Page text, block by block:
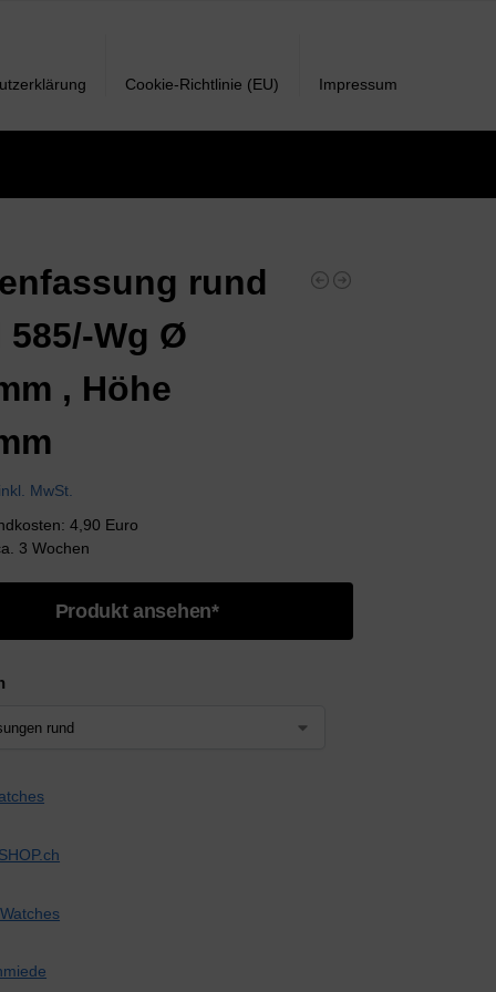
Cookie-Richtlinie (EU) Impressum
rund
585/-Wg Ø
, Höhe
inkl. MwSt.
4,90 Euro
3 Wochen
Produkt ansehen*